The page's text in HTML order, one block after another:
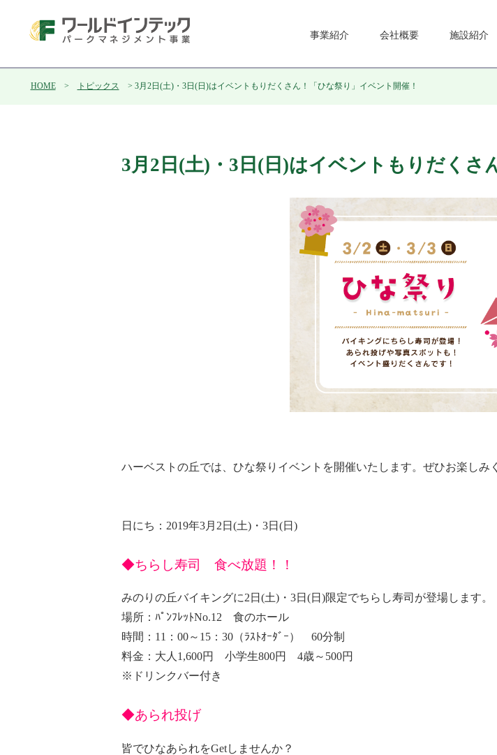
事業紹介 会社概要 施設紹介
HOME> トピックス > 3月2日(土)・3日(日)はイベントもりだくさん！「ひな祭り」イベント開催！
3月2日(土)・3日(日)はイベントもりだくさ
ハーベストの丘では、ひな祭りイベントを開催いたします。ぜひお楽しみ
日にち：2019年3月2日(土)・3日(日)
◆ちらし寿司 食べ放題！！
みのりの丘バイキングに2日(土)・3日(日)限定でちらし寿司が登場します。
場所：ﾊﾟﾝﾌﾚｯﾄNo.12 食のホール
時間：11：00～15：30（ﾗｽﾄｵｰﾀﾞｰ） 60分制
料金：大人1,600円 小学生800円 4歳～500円
※ドリンクバー付き
◆あられ投げ
皆でひなあられをGetしませんか？